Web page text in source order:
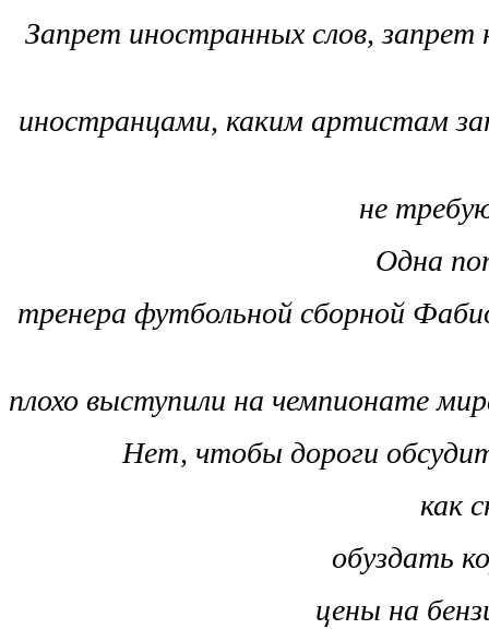
Запрет иностранных слов, запрет
иностранцами, каким артистам
не
Одна
тренера футбольной сборной
плохо выступили на чемпионате
Нет, чтобы дороги
как
обуздать
цены на